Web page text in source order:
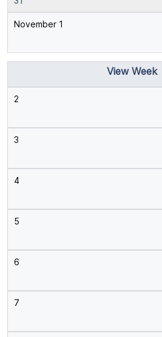
November 1
2
3
4
5
6
7